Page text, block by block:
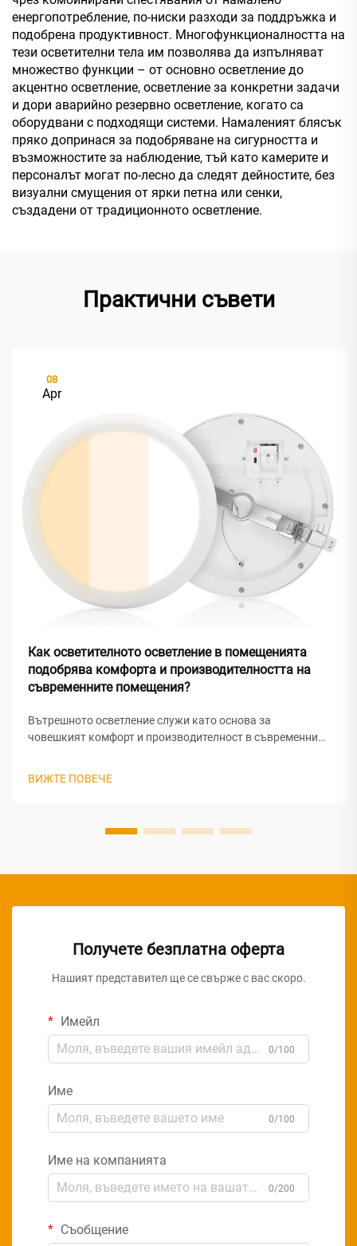
енергопотребление, по-ниски разходи за поддръжка и
подобрена продуктивност. Многофункционалността на
тези осветителни тела им позволява да изпълняват
множество функции – от основно осветление до
акцентно осветление, осветление за конкретни задачи
и дори аварийно резервно осветление, когато са
оборудвани с подходящи системи. Намаленият блясък
пряко допринася за подобряване на сигурността и
възможностите за наблюдение, тъй като камерите и
персоналът могат по-лесно да следят дейностите, без
визуални смущения от ярки петна или сенки,
създадени от традиционното осветление.
Практични съвети
08
Apr
Как осветителното осветление в помещенията
подобрява комфорта и производителността на
съвременните помещения?
Вътрешното осветление служи като основа за
човешкият комфорт и производителност в съвременните
ВИЖТЕ ПОВЕЧЕ
Получете безплатна оферта
Нашият представител ще се свърже с вас скоро.
Имейл
0/100
Име
0/100
Име на компанията
0/200
Съобщение